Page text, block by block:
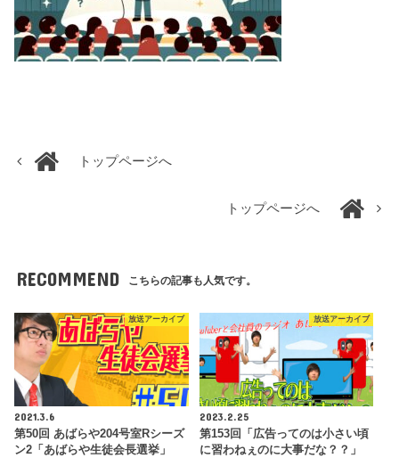
トップページへ
トップページへ
RECOMMEND こちらの記事も人気です。
放送アーカイブ
2021.3.6
第50回 あばらや204号室Rシーズ
ン2「あばらや生徒会長選挙」
放送アーカイブ
2023.2.25
第153回「広告ってのは小さい頃
に習わねぇのに大事だな？？」